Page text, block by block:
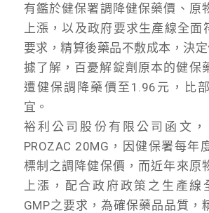
有鑑於健保署調降健保藥價、原
上漲，以及政府要求生產線全面
要求，精算後藥品不敷成本，決定
據了解，百憂解錠劑原本的健保
遭健保調降藥價至1.96元，比
宜。
裕利公司股份有限公司函文
PROZAC 20MG，因健保署每年
標制之調降健保價，而近年來原
上漲，配合政府政策之生產線
GMP之要求，為確保藥品品質，